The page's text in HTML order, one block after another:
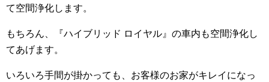
て空間浄化します。
もちろん、『ハイブリッド ロイヤル』の車内も空間浄化し
てあげます。
いろいろ手間が掛かっても、お客様のお家がキレイになっ